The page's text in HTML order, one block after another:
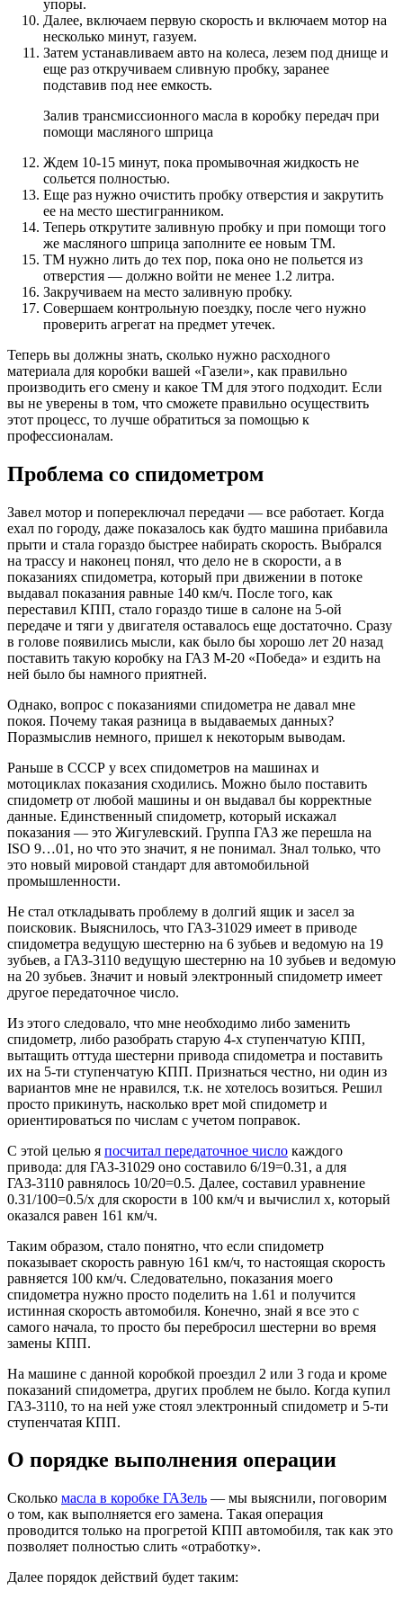
упоры.
Далее, включаем первую скорость и включаем мотор на
несколько минут, газуем.
Затем устанавливаем авто на колеса, лезем под днище и
еще раз откручиваем сливную пробку, заранее
подставив под нее емкость.
Залив трансмиссионного масла в коробку передач при
помощи масляного шприца
Ждем 10-15 минут, пока промывочная жидкость не
сольется полностью.
Еще раз нужно очистить пробку отверстия и закрутить
ее на место шестигранником.
Теперь открутите заливную пробку и при помощи того
же масляного шприца заполните ее новым ТМ.
ТМ нужно лить до тех пор, пока оно не польется из
отверстия — должно войти не менее 1.2 литра.
Закручиваем на место заливную пробку.
Совершаем контрольную поездку, после чего нужно
проверить агрегат на предмет утечек.
Теперь вы должны знать, сколько нужно расходного
материала для коробки вашей «Газели», как правильно
производить его смену и какое ТМ для этого подходит. Если
вы не уверены в том, что сможете правильно осуществить
этот процесс, то лучше обратиться за помощью к
профессионалам.
Проблема со спидометром
Завел мотор и попереключал передачи — все работает. Когда
ехал по городу, даже показалось как будто машина прибавила
прыти и стала гораздо быстрее набирать скорость. Выбрался
на трассу и наконец понял, что дело не в скорости, а в
показаниях спидометра, который при движении в потоке
выдавал показания равные 140 км/ч. После того, как
переставил КПП, стало гораздо тише в салоне на 5-ой
передаче и тяги у двигателя оставалось еще достаточно. Сразу
в голове появились мысли, как было бы хорошо лет 20 назад
поставить такую коробку на ГАЗ М-20 «Победа» и ездить на
ней было бы намного приятней.
Однако, вопрос с показаниями спидометра не давал мне
покоя. Почему такая разница в выдаваемых данных?
Поразмыслив немного, пришел к некоторым выводам.
Раньше в СССР у всех спидометров на машинах и
мотоциклах показания сходились. Можно было поставить
спидометр от любой машины и он выдавал бы корректные
данные. Единственный спидометр, который искажал
показания — это Жигулевский. Группа ГАЗ же перешла на
ISO 9…01, но что это значит, я не понимал. Знал только, что
это новый мировой стандарт для автомобильной
промышленности.
Не стал откладывать проблему в долгий ящик и засел за
поисковик. Выяснилось, что ГАЗ-31029 имеет в приводе
спидометра ведущую шестерню на 6 зубьев и ведомую на 19
зубьев, а ГАЗ-3110 ведущую шестерню на 10 зубьев и ведомую
на 20 зубьев. Значит и новый электронный спидометр имеет
другое передаточное число.
Из этого следовало, что мне необходимо либо заменить
спидометр, либо разобрать старую 4-х ступенчатую КПП,
вытащить оттуда шестерни привода спидометра и поставить
их на 5-ти ступенчатую КПП. Признаться честно, ни один из
вариантов мне не нравился, т.к. не хотелось возиться. Решил
просто прикинуть, насколько врет мой спидометр и
ориентироваться по числам с учетом поправок.
С этой целью я посчитал передаточное число каждого
привода: для ГАЗ-31029 оно составило 6/19=0.31, а для
ГАЗ-3110 равнялось 10/20=0.5. Далее, составил уравнение
0.31/100=0.5/х для скорости в 100 км/ч и вычислил x, который
оказался равен 161 км/ч.
Таким образом, стало понятно, что если спидометр
показывает скорость равную 161 км/ч, то настоящая скорость
равняется 100 км/ч. Следовательно, показания моего
спидометра нужно просто поделить на 1.61 и получится
истинная скорость автомобиля. Конечно, знай я все это с
самого начала, то просто бы перебросил шестерни во время
замены КПП.
На машине с данной коробкой проездил 2 или 3 года и кроме
показаний спидометра, других проблем не было. Когда купил
ГАЗ-3110, то на ней уже стоял электронный спидометр и 5-ти
ступенчатая КПП.
О порядке выполнения операции
Сколько масла в коробке ГАЗель — мы выяснили, поговорим
о том, как выполняется его замена. Такая операция
проводится только на прогретой КПП автомобиля, так как это
позволяет полностью слить «отработку».
Далее порядок действий будет таким: